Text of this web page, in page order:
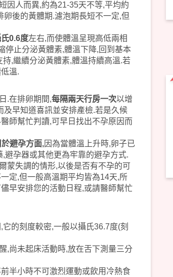
因人而異,約為21-35天不等,平均約
卵後的黃體期.濾泡期長短不一定,但
0.6度左右,而使體溫呈現高低兩相
停止分泌黃體素,體溫下降,回到基本
,繼續分泌黃體素,體溫持續高溫.若
溫.
.在排卵期間,每隔兩天行房一次以增
早知道喜訊並安排產檢.若是久候
師幫忙判讀,可早日找出不孕原因而
避孕方面,因為當體溫上升時,卵子已
避孕器或其他更為牢靠的避孕方式.
蒙失調的情形,以後是否有不孕的可
定,但一般高溫期平均皆為14天,所
早安排您的活動日程,或請醫師幫忙
的刻度較密,一般以攝氏36.7度(刻
,尚未起床活動時,放在舌下測量三分
半小時不可激烈運動或飲用冷熱食